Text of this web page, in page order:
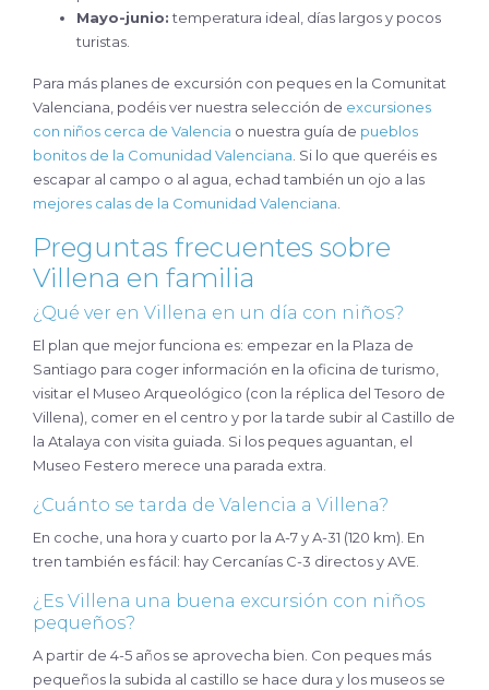
Mayo-junio:temperatura ideal, días largos y pocos
turistas.
Para más planes de excursión con peques en la Comunitat
Valenciana, podéis ver nuestra selección de excursiones
con niños cerca de Valencia o nuestra guía de pueblos
bonitos de la Comunidad Valenciana . Si lo que queréis es
escapar al campo o al agua, echad también un ojo a las
mejores calas de la Comunidad Valenciana
Preguntas frecuentes sobre
Villena en familia
¿Qué ver en Villena en un día con niños?
El plan que mejor funciona es: empezar en la Plaza de
Santiago para coger información en la oficina de turismo,
visitar el Museo Arqueológico (con la réplica del Tesoro de
Villena), comer en el centro y por la tarde subir al Castillo de
la Atalaya con visita guiada. Si los peques aguantan, el
Museo Festero merece una parada extra.
¿Cuánto se tarda de Valencia a Villena?
En coche, una hora y cuarto por la A-7 y A-31 (120 km). En
tren también es fácil: hay Cercanías C-3 directos y AVE.
¿Es Villena una buena excursión con niños
pequeños?
A partir de 4-5 años se aprovecha bien. Con peques más
pequeños la subida al castillo se hace dura y los museos se